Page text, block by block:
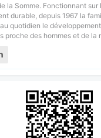
la Somme. Fonctionnant sur
durable, depuis 1967 la
quotidien le
proche des hommes et de la